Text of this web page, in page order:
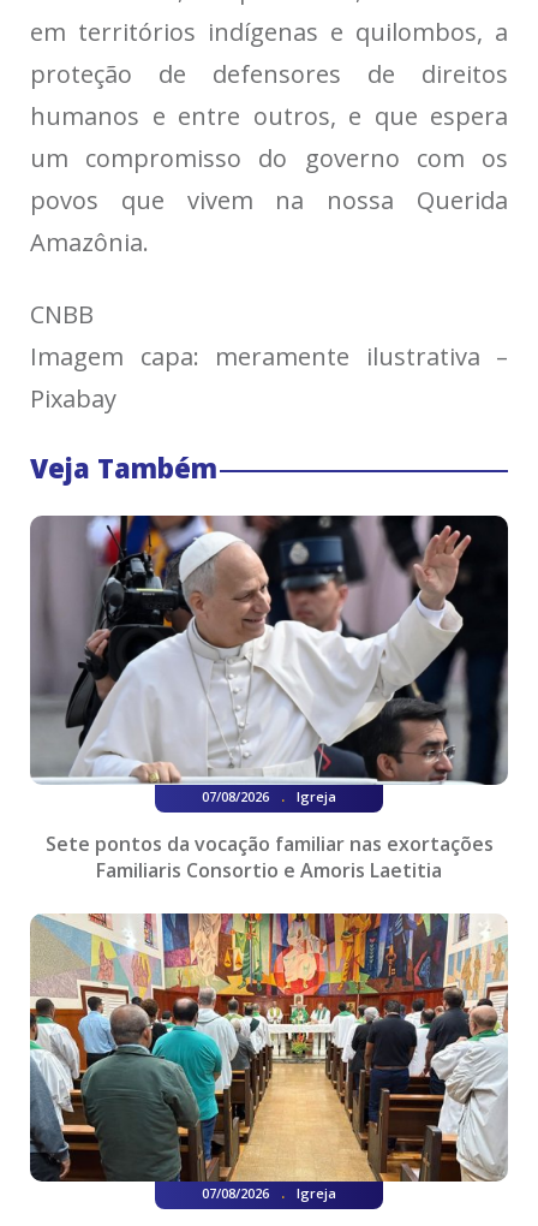
em territórios indígenas e quilombos, a
proteção de defensores de direitos
humanos e entre outros, e que espera
um compromisso do governo com os
povos que vivem na nossa Querida
Amazônia.
CNBB
Imagem capa: meramente ilustrativa –
Pixabay
Veja Também
07/08/2026 . Igreja
Sete pontos da vocação familiar nas exortações
Familiaris Consortio e Amoris Laetitia
07/08/2026 . Igreja